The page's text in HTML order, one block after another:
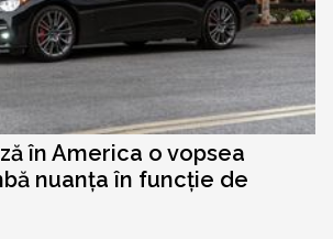
în America o vopsea
nuanța în funcție de